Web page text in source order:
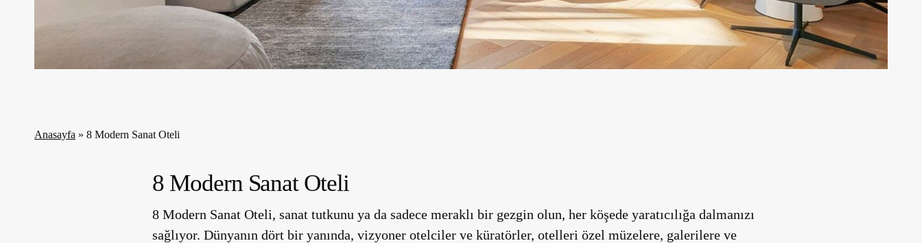
Anasayfa » 8 Modern Sanat Oteli
8 Modern Sanat Oteli
8 Modern Sanat Oteli, sanat tutkunu ya da sadece meraklı bir gezgin olun, her köşede yaratıcılığa dalmanızı
sağlıyor. Dünyanın dört bir yanında, vizyoner otelciler ve küratörler, otelleri özel müzelere, galerilere ve